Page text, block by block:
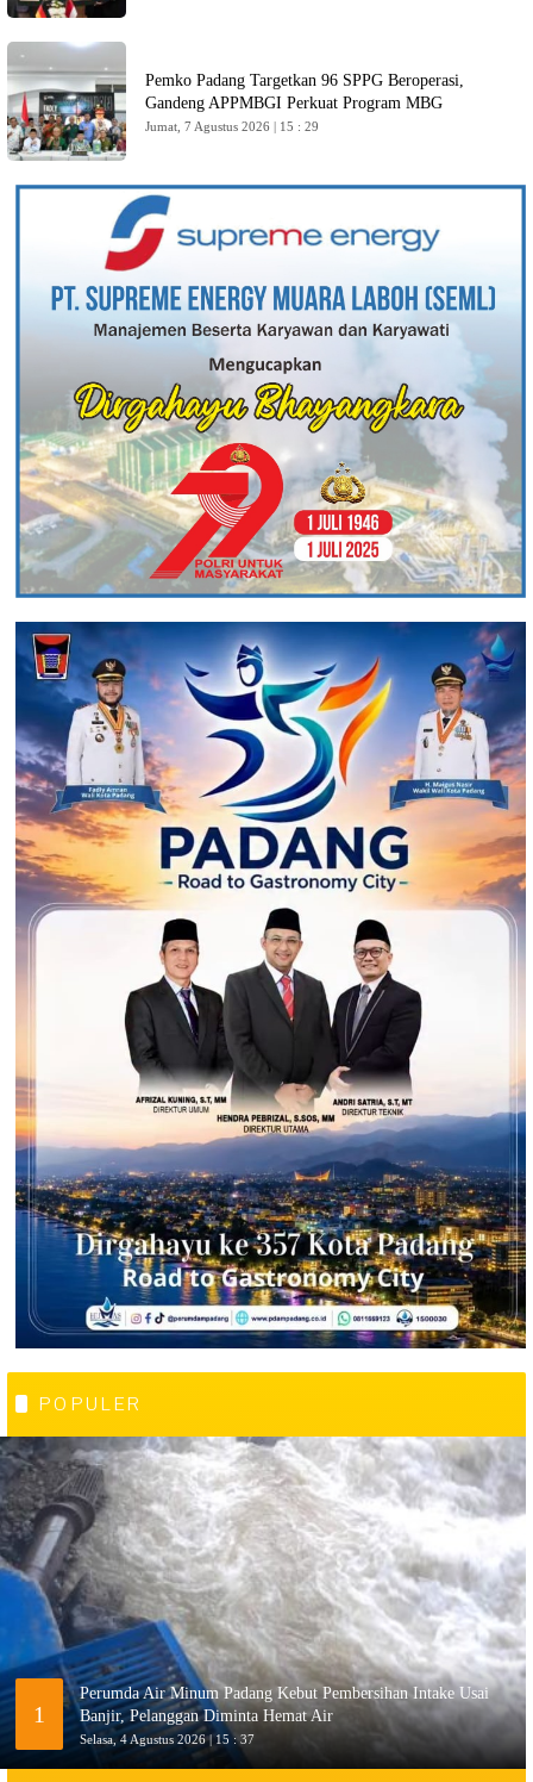
Pemko Padang Targetkan 96 SPPG Beroperasi,
Gandeng APPMBGI Perkuat Program MBG
Jumat, 7 Agustus 2026 | 15 : 29
POPULER
1
Perumda Air Minum Padang Kebut Pembersihan Intake Usai
Banjir, Pelanggan Diminta Hemat Air
Selasa, 4 Agustus 2026 | 15 : 37